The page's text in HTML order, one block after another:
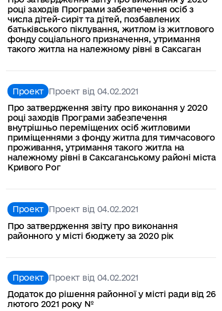
році заходів Програми забезпечення осіб з
числа дітей-сиріт та дітей, позбавлених
батьківського піклування, житлом із житлового
фонду соціального призначення, утримання
такого житла на належному рівні в Саксаган
Проект
Проект від 04.02.2021
Про затвердження звіту про виконання у 2020
році заходів Програми забезпечення
внутрішньо переміщених осіб житловими
приміщеннями з фонду житла для тимчасового
проживання, утримання такого житла на
належному рівні в Саксаганському районі міста
Кривого Рог
Проект
Проект від 04.02.2021
Про затвердження звіту про виконання
районного у місті бюджету за 2020 рік
Проект
Проект від 04.02.2021
Додаток до рішення районної у місті ради від 26
лютого 2021 року №